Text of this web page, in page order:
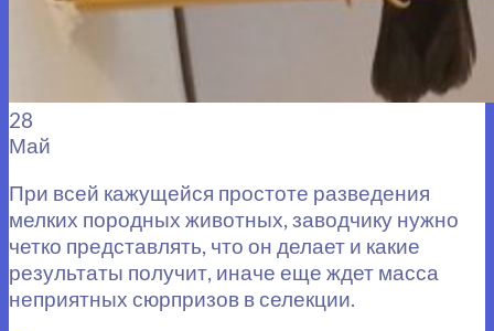
28
Май
При всей кажущейся простоте разведения
мелких породных животных, заводчику нужно
четко представлять, что он делает и какие
результаты получит, иначе еще ждет масса
неприятных сюрпризов в селекции.